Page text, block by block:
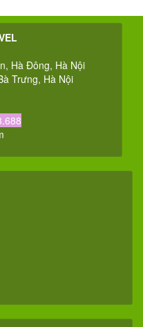
Hà Đông, Hà Nội
Trưng, Hà Nội